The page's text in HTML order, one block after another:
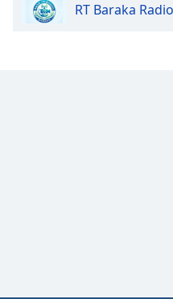
RT Baraka Radio